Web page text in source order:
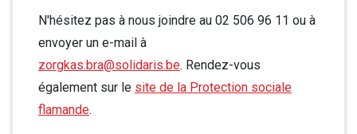
N'hésitez pas à nous joindre au 02 506 96 11 ou à
envoyer un e-mail à
zorgkas.bra@solidaris.be. Rendez-vous
également sur le site de la Protection sociale
flamande.